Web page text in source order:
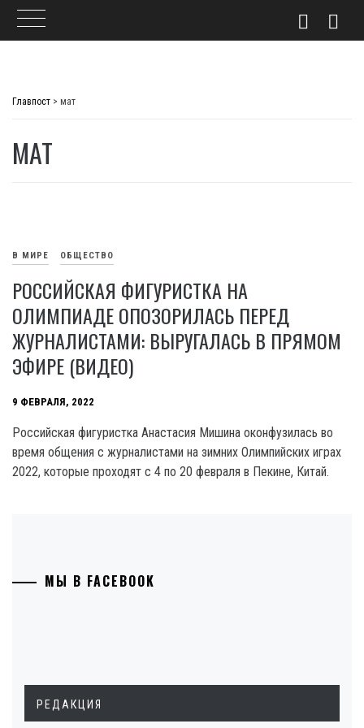
Главпост > мат
МАТ
В МИРЕ ОБЩЕСТВО
РОССИЙСКАЯ ФИГУРИСТКА НА
ОЛИМПИАДЕ ОПОЗОРИЛАСЬ ПЕРЕД
ЖУРНАЛИСТАМИ: ВЫРУГАЛАСЬ В ПРЯМОМ
ЭФИРЕ (ВИДЕО)
9 ФЕВРАЛЯ, 2022
Российская фигуристка Анастасия Мишина оконфузилась во
время общения с журналистами на зимних Олимпийских играх
2022, которые проходят с 4 по 20 февраля в Пекине, Китай.
МЫ В FACEBOOK
РЕДАКЦИЯ